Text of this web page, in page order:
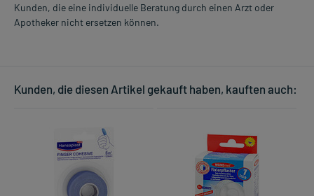
Kunden, die eine individuelle Beratung durch einen Arzt oder
Apotheker nicht ersetzen können.
Kunden, die diesen Artikel gekauft haben, kauften auch: